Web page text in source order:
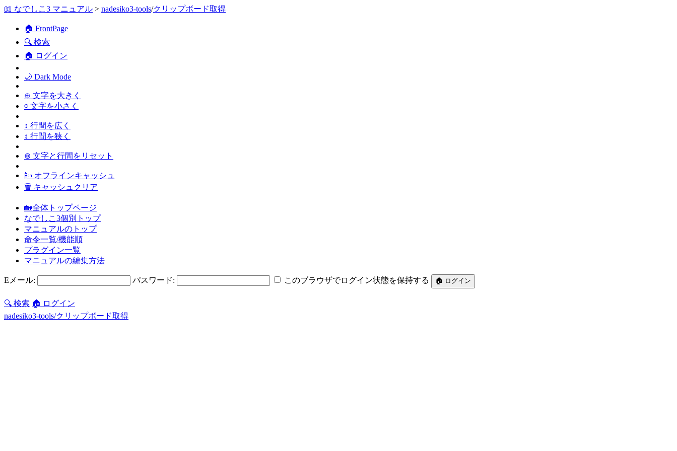
📖 なでしこ3 マニュアル > nadesiko3-tools/クリップボード取得
🏠 FrontPage
🔍 検索
🏠 ログイン
🌙 Dark Mode
⊕ 文字を大きく
⊖ 文字を小さく
↕ 行間を広く
↕ 行間を狭く
⊚ 文字と行間をリセット
📴 オフラインキャッシュ
🗑 キャッシュクリア
🏡全体トップページ
なでしこ3個別トップ
マニュアルのトップ
命令一覧/機能順
プラグイン一覧
マニュアルの編集方法
Eメール: パスワード: このブラウザでログイン状態を保持する
🔍 検索 🏠 ログイン
nadesiko3-tools/クリップボード取得